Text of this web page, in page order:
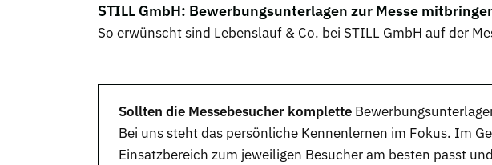
STILL GmbH: Bewerbungsunterlagen zur Messe
So erwünscht sind Lebenslauf & Co. bei STILL GmbH auf der
Sollten die Messebesucher komplette
Bei uns steht das persönliche Kennenlernen im Fokus. Im
Einsatzbereich zum jeweiligen Besucher am besten passt